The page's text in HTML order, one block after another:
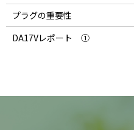
プラグの重要性
DA17Vレポート ①